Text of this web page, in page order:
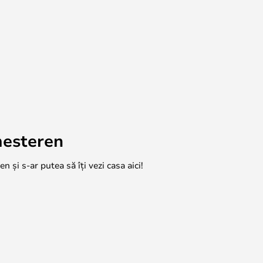
și s-ar putea să îți vezi casa aici!